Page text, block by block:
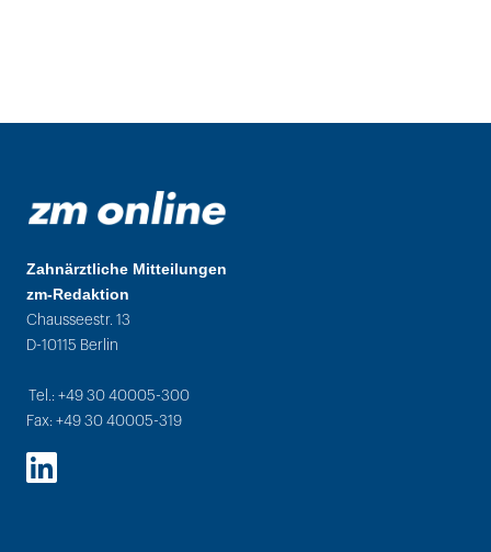
Zahnärztliche Mitteilungen
zm-Redaktion
Chausseestr. 13
D-10115 Berlin
Tel.: +49 30 40005-300
Fax: +49 30 40005-319
LinkedIn